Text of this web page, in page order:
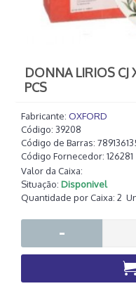
DONNA LIRIOS CJ
PCS
Fabricante: OXFORD
Código: 39208
Código de Barras:
Código Fornecedor: 126281
Valor da Caixa:
Situação: Disponivel
Quantidade por Caixa: 2
-